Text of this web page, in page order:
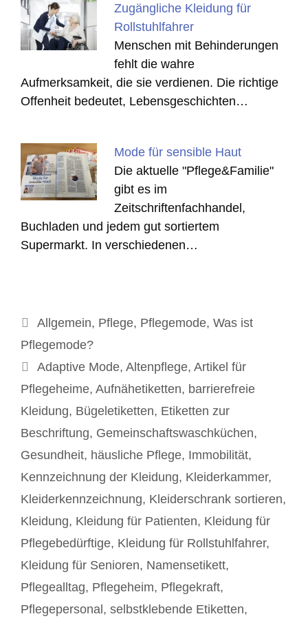
Zugängliche Kleidung für
Rollstuhlfahrer
Menschen mit Behinderungen
fehlt die wahre
Aufmerksamkeit, die sie verdienen. Die richtige
Offenheit bedeutet, Lebensgeschichten…
Mode für sensible Haut
Die aktuelle "Pflege&Familie"
gibt es im
Zeitschriftenfachhandel,
Buchladen und jedem gut sortiertem
Supermarkt. In verschiedenen…
Kategorien
Allgemein, Pflege, Pflegemode, Was ist
Pflegemode?
Schlagwörter
Adaptive Mode, Altenpflege, Artikel für
Pflegeheime, Aufnähetiketten, barrierefreie
Kleidung, Bügeletiketten, Etiketten zur
Beschriftung, Gemeinschaftswaschküchen,
Gesundheit, häusliche Pflege, Immobilität,
Kennzeichnung der Kleidung, Kleiderkammer,
Kleiderkennzeichnung, Kleiderschrank sortieren,
Kleidung, Kleidung für Patienten, Kleidung für
Pflegebedürftige, Kleidung für Rollstuhlfahrer,
Kleidung für Senioren, Namensetikett,
Pflegealltag, Pflegeheim, Pflegekraft,
Pflegepersonal, selbstklebende Etiketten,